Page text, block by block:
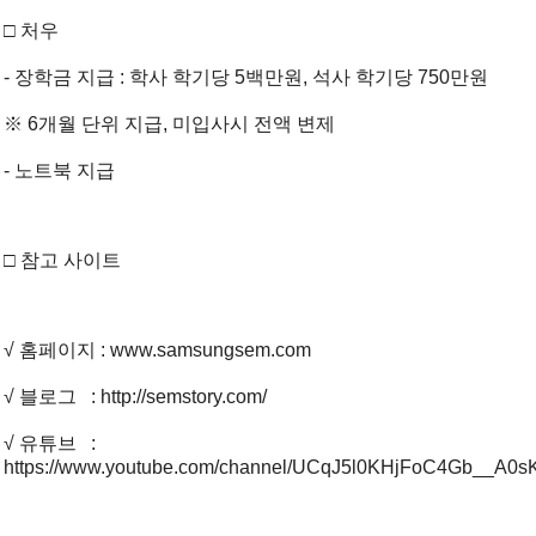
□ 처우
- 장학금 지급 : 학사 학기당 5백만원, 석사 학기당 750만원
※ 6개월 단위 지급, 미입사시 전액 변제
- 노트북 지급
□ 참고 사이트
√ 홈페이지 : www.samsungsem.com
√ 블로그 : http://semstory.com/
√ 유튜브 :
https://www.youtube.com/channel/